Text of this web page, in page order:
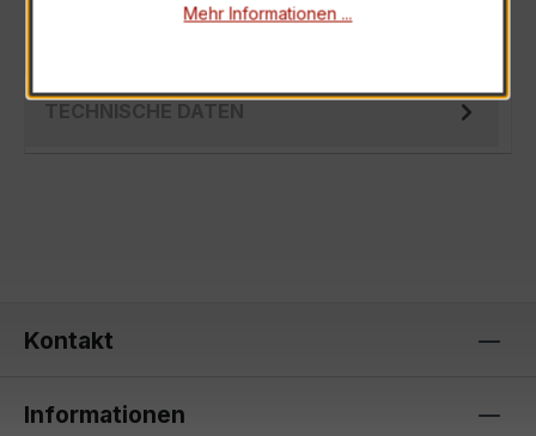
Verrechnungsstromwandler der bewährten
TECHNISCHE DATEN
Kontakt
Informationen
Mehr Informationen ...